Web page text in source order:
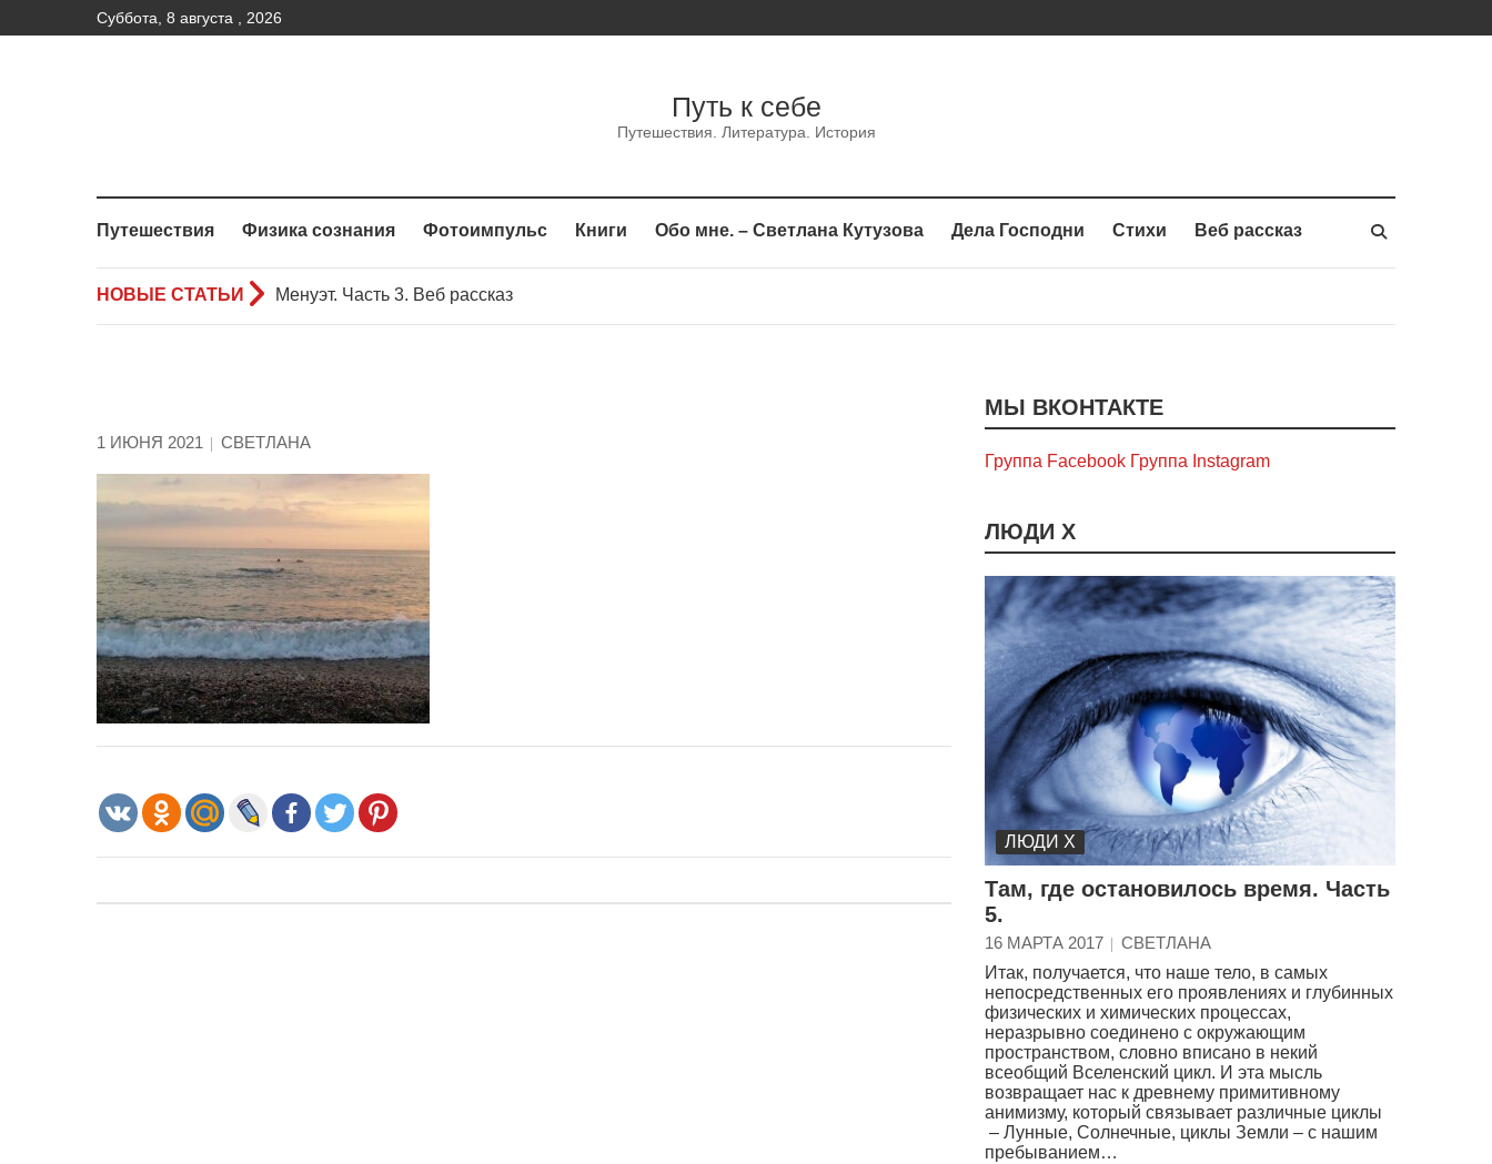
Суббота, 8 августа , 2026
Путь к себе
Путешествия. Литература. История
Путешествия Физика сознания Фотоимпульс Книги Обо мне. – Светлана Кутузова Дела Господни Стихи Веб рассказ
НОВЫЕ СТАТЬИ
Менуэт.Часть 2 – Веб рассказ
1 ИЮНЯ 2021 СВЕТЛАНА
МЫ ВКОНТАКТЕ
Группа Facebook Группа Instagram
ЛЮДИ Х
ЛЮДИ Х
Там, где остановилось время. Часть
5.
16 МАРТА 2017
СВЕТЛАНА
Итак, получается, что наше тело, в самых
непосредственных его проявлениях и глубинных
физических и химических процессах,
неразрывно соединено с окружающим
пространством, словно вписано в некий
всеобщий Вселенский цикл. И эта мысль
возвращает нас к древнему примитивному
анимизму, который связывает различные циклы
– Лунные, Солнечные, циклы Земли – с нашим
пребыванием…